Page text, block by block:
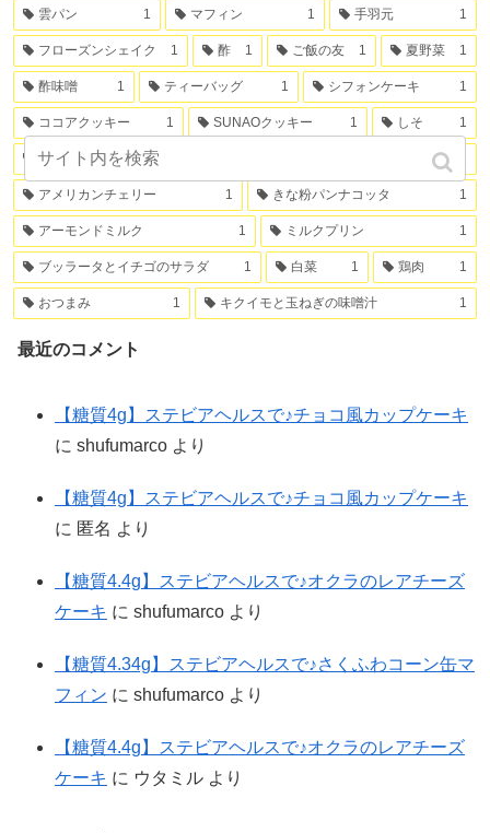
雲パン 1 マフィン 1 手羽元 1
フローズンシェイク 1 酢 1 ご飯の友 1 夏野菜 1
酢味噌 1 ティーバッグ 1 シフォンケーキ 1
ココアクッキー 1 SUNAOクッキー 1 しそ 1
トウモロコシ
アメリカンチェリー 1 きな粉パンナコッタ 1
アーモンドミルク 1 ミルクプリン 1
ブッラータとイチゴのサラダ 1 白菜 1 鶏肉 1
おつまみ 1 キクイモと玉ねぎの味噌汁 1
最近のコメント
【糖質4g】ステビアヘルスで♪チョコ風カップケーキ
に shufumarco より
【糖質4g】ステビアヘルスで♪チョコ風カップケーキ
に 匿名 より
【糖質4.4g】ステビアヘルスで♪オクラのレアチーズ
ケーキ に shufumarco より
【糖質4.34g】ステビアヘルスで♪さくふわコーン缶マ
フィン に shufumarco より
【糖質4.4g】ステビアヘルスで♪オクラのレアチーズ
ケーキ に ウタミル より